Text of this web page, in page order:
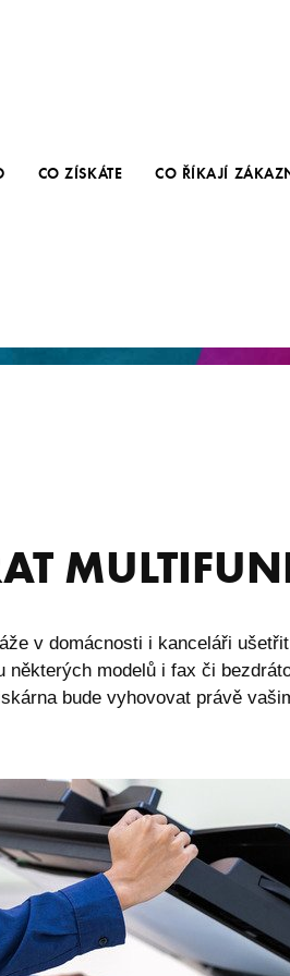
CO ZÍSKÁTE CO ŘÍKAJÍ
v domácnosti i kanceláři
některých modelů i fax či
bude vyhovovat právě